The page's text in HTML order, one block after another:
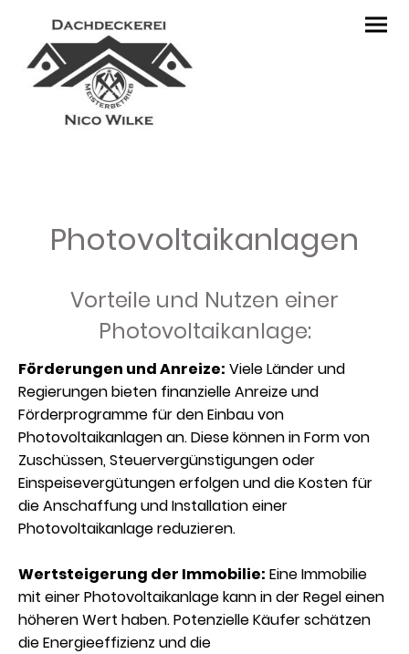
Photovoltaikanlagen
Vorteile und Nutzen einer
Photovoltaikanlage:
Förderungen und Anreize: Viele Länder und
Regierungen bieten finanzielle Anreize und
Förderprogramme für den Einbau von
Photovoltaikanlagen an. Diese können in Form von
Zuschüssen, Steuervergünstigungen oder
Einspeisevergütungen erfolgen und die Kosten für
die Anschaffung und Installation einer
Photovoltaikanlage reduzieren.
Wertsteigerung der Immobilie: Eine Immobilie
mit einer Photovoltaikanlage kann in der Regel einen
höheren Wert haben. Potenzielle Käufer schätzen
die Energieeffizienz und die